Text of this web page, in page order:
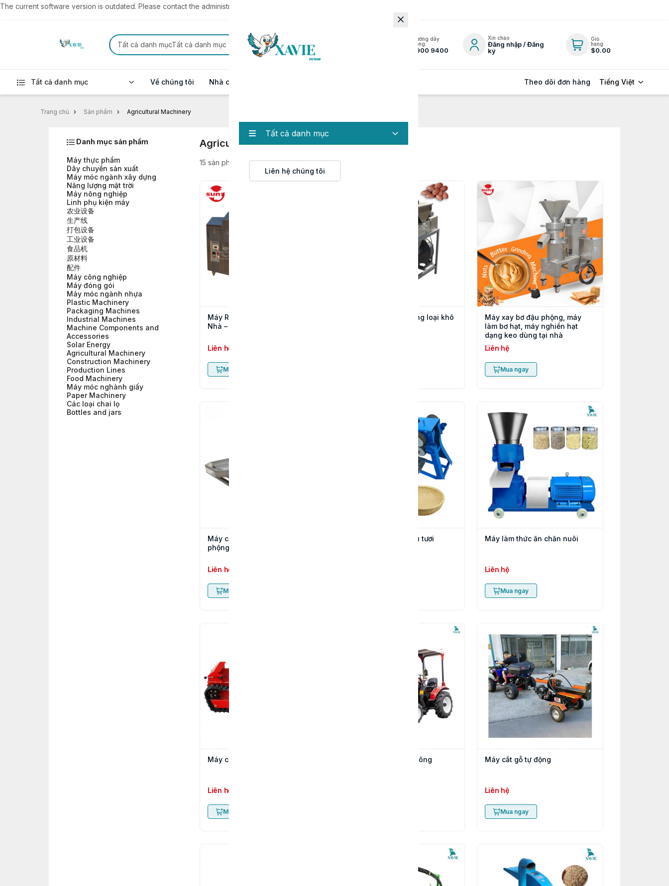
The current software version is outdated. Please contact the administrator to update to the latest version.
Tất cả danh mục
Liên hệ chúng tôi
Tất cả danh mụcTất cả danh mục
Đường dây
nóng:
1900 9400
Xin chào
Đăng nhập / Đăng
ký
Giỏ
hàng
$0.00
Tất cả danh mục Về chúng tôi Nhà cung cấp Theo dõi đơn hàng Tiếng Việt
Trang chủ Sản phẩm Agricultural Machinery
Danh mục sản phẩm
Máy thực phẩm
Dây chuyền sản xuất
Máy móc ngành xây dựng
Năng lượng mặt trời
Máy nông nghiệp
Linh phụ kiện máy
农业设备
生产线
打包设备
工业设备
食品机
原材料
配件
Máy công nghiệp
Máy đóng gói
Máy móc ngành nhựa
Plastic Machinery
Packaging Machines
Industrial Machines
Machine Components and
Accessories
Solar Energy
Agricultural Machinery
Construction Machinery
Production Lines
Food Machinery
Máy móc nghành giấy
Paper Machinery
Các loại chai lọ
Bottles and jars
Agricultural Machinery
15 sản phẩm
Máy Rang Hạt Mini Dùng Tại
Nhà – Thép Không Gỉ
Liên hệ
Mua ngay
Máy bóc vỏ đậu phộng loại khô
Máy xay bơ đậu phộng, máy
làm bơ hạt, máy nghiền hạt
dạng keo dùng tại nhà
Liên hệ
Mua ngay
Máy cắt hạt đa năng, đậu
phộng, hạt hạnh nhân, hạt phỉ
Liên hệ
Mua ngay
Máy bóc vỏ cành liễu tươi Máy làm thức ăn chăn nuôi
Liên hệ
Mua ngay
Máy cắt cỏ điều khiển từ xa
Liên hệ
Mua ngay
Máy kéo bánh mini nông
Máy cắt gỗ tự động
Liên hệ
Mua ngay